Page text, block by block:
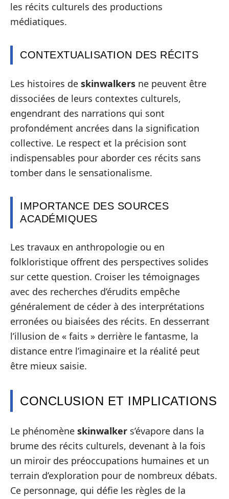
les récits culturels des productions
médiatiques.
CONTEXTUALISATION DES RÉCITS
Les histoires de skinwalkers ne peuvent être
dissociées de leurs contextes culturels,
engendrant des narrations qui sont
profondément ancrées dans la signification
collective. Le respect et la précision sont
indispensables pour aborder ces récits sans
tomber dans le sensationalisme.
IMPORTANCE DES SOURCES
ACADÉMIQUES
Les travaux en anthropologie ou en
folkloristique offrent des perspectives solides
sur cette question. Croiser les témoignages
avec des recherches d’érudits empêche
généralement de céder à des interprétations
erronées ou biaisées des récits. En desserrant
l’illusion de « faits » derrière le fantasme, la
distance entre l’imaginaire et la réalité peut
être mieux saisie.
CONCLUSION ET IMPLICATIONS
Le phénomène skinwalker s’évapore dans la
brume des récits culturels, devenant à la fois
un miroir des préoccupations humaines et un
terrain d’exploration pour de nombreux débats.
Ce personnage, qui défie les règles de la